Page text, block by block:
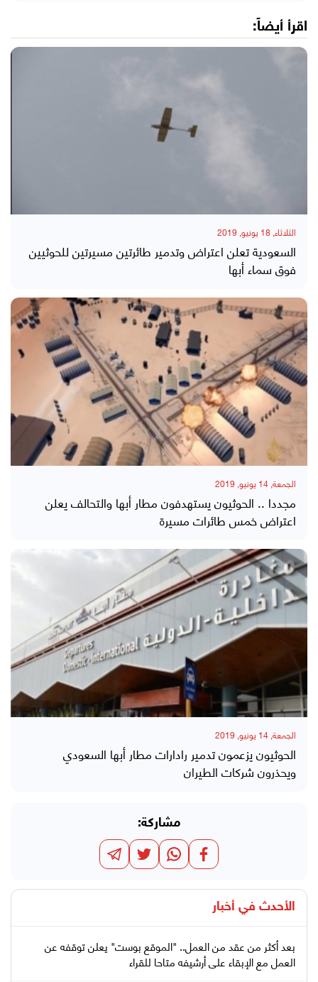
اقرأ أيضاً:
الثلاثاء, 18 يونيو, 2019
السعودية تعلن اعتراض وتدمير طائرتين مسيرتين للحوثيين
فوق سماء أبها
الجمعة, 14 يونيو, 2019
مجددا .. الحوثيون يستهدفون مطار أبها والتحالف يعلن
اعتراض خمس طائرات مسيرة
الجمعة, 14 يونيو, 2019
الحوثيون يزعمون تدمير رادارات مطار أبها السعودي
ويحذرون شركات الطيران
مشاركة:
الأحدث في أخبار
بعد أكثر من عقد من العمل.. "الموقع بوست" يعلن توقفه عن
العمل مع الإبقاء على أرشيفه متاحا للقراء